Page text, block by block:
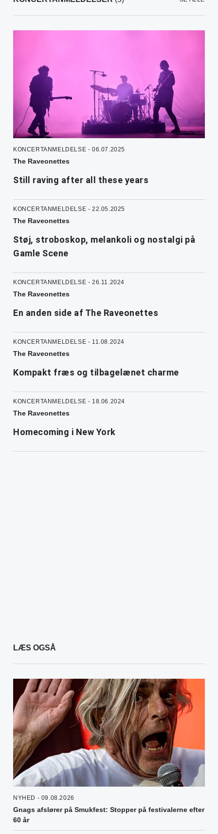
KONCERTANMELDELSE - 06.07.2025
The Raveonettes
Still raving after all these years
KONCERTANMELDELSE - 22.05.2025
The Raveonettes
Støj, stroboskop, melankoli og nostalgi på
Gamle Scene
KONCERTANMELDELSE - 26.11.2024
The Raveonettes
En anden side af The Raveonettes
KONCERTANMELDELSE - 11.08.2024
The Raveonettes
Kompakt fræs og tilbagelænet charme
KONCERTANMELDELSE - 18.06.2024
The Raveonettes
Homecoming i New York
LÆS OGSÅ
NYHED - 09.08.2026
Gnags afslører på Smukfest: Stopper på festivalerne efter
60 år